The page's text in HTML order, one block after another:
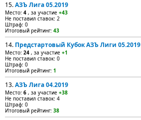
15.АЗЪ Лига 05.2019
Место: 4 , за участие +43
Не поставил ставок: 2
Штраф: 0
Итоговый рейтинг: 43
14. Предстартовый Кубок АЗЪ Лиги 05.2019
Место: 24 , за участие +1
Не поставил ставок: 0
Штраф: 0
Итоговый рейтинг: 1
13.АЗЪ Лига 04.2019
Место: 6 , за участие +38
Не поставил ставок: 4
Штраф: 0
Итоговый рейтинг: 38